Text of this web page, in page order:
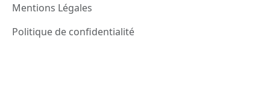
Mentions Légales
Politique de confidentialité